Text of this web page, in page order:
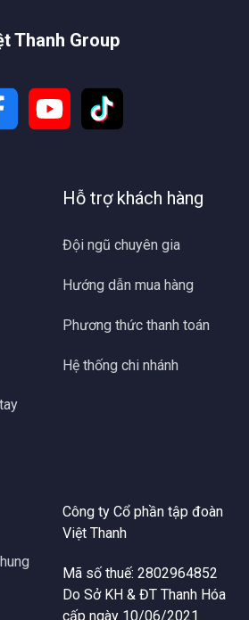
Thanh Group
Hỗ trợ khách hàng
Đội ngũ chuyên gia
Hướng dẫn mua hàng
Phương thức thanh toán
Hệ thống chi nhánh
Công ty Cổ phần tập đoàn
Việt Thanh
Mã số thuế: 2802964852
Do Sở KH & ĐT Thanh Hóa
cấp ngày 10/06/2021